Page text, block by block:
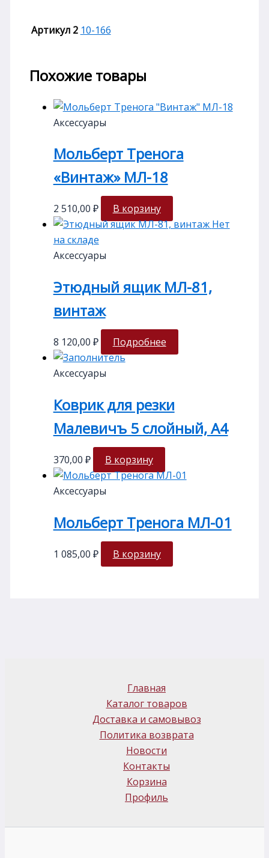
Артикул 2 10-166
Похожие товары
Аксессуары
Мольберт Тренога
«Винтаж» МЛ-18
2 510,00 ₽
В корзину
Нет
на складе
Аксессуары
Этюдный ящик МЛ-81,
винтаж
8 120,00 ₽ Подробнее
Аксессуары
Коврик для резки
Малевичъ 5 слойный, А4
370,00 ₽ В корзину
Аксессуары
Мольберт Тренога МЛ-01
1 085,00 ₽ В корзину
Главная
Каталог товаров
Доставка и самовывоз
Политика возврата
Новости
Контакты
Корзина
Профиль